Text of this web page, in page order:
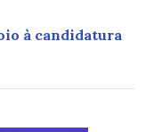
à candidatura